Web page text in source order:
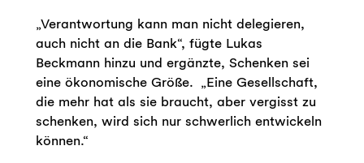
„Verantwortung kann man nicht delegieren,
auch nicht an die Bank“, fügte Lukas
Beckmann hinzu und ergänzte, Schenken sei
eine ökonomische Größe. „Eine Gesellschaft,
die mehr hat als sie braucht, aber vergisst zu
schenken, wird sich nur schwerlich entwickeln
können.“